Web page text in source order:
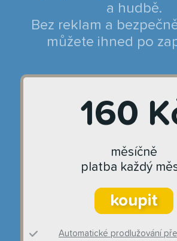
a hudbě.
Bez reklam a
můžete ihned po
160
měsíčně
platba každý
koupit
Automatické prodlužování